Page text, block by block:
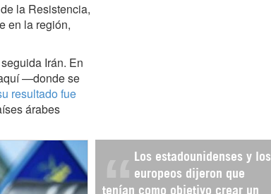
la Resistencia,
en la región,
Irán. En
—donde se
resultado fue
árabes
Los estadounidenses y los
europeos dijeron que
tenían como objetivo crear un